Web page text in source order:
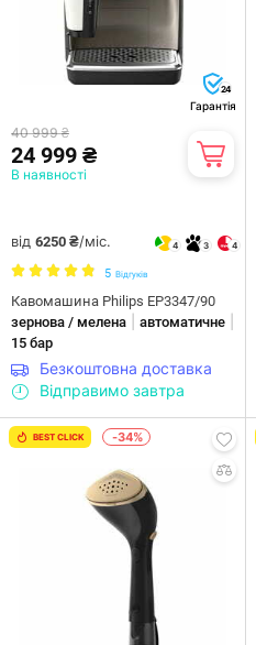
24
Гарантія
40 999 ₴
24 999 ₴
В наявності
від 6250 ₴/міс. 4 3 4
5 Відгуків
Кавомашина Philips EP3347/90
зернова / мелена
автоматичне
15 бар
Безкоштовна доставка
Відправимо завтра
BEST CLICK -34%